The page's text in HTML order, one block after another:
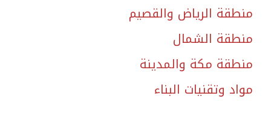
منطقة الرياض والقصيم
منطقة الشمال
منطقة مكة والمدينة
مواد وتقنيات البناء